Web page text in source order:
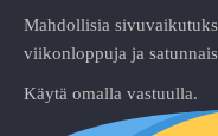
Mahdollisia
viikonloppuja ja
Käytä omalla vastuulla.